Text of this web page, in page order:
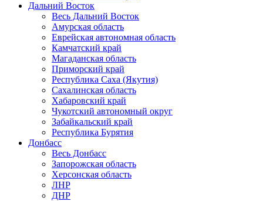
Дальний Восток
Весь Дальний Восток
Амурская область
Еврейская автономная область
Камчатский край
Магаданская область
Приморский край
Республика Саха (Якутия)
Сахалинская область
Хабаровский край
Чукотский автономный округ
Забайкальский край
Республика Бурятия
Донбасс
Весь Донбасс
Запорожская область
Херсонская область
ЛНР
ДНР